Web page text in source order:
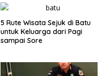
5 Rute Wisata Sejuk di Batu
untuk Keluarga dari Pagi
sampai Sore